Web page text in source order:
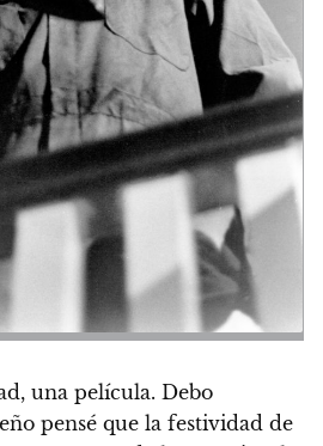
una película. Debo
pensé que la festividad de